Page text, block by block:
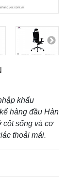
khẩu
hàng đầu Hàn
cột sống và cơ
thoải mái.